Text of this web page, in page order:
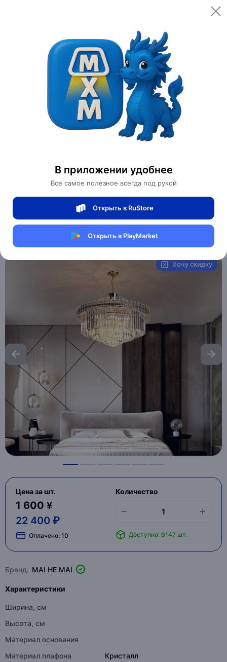
В приложении удобнее
Все самое полезное всегда под рукой
Открыть в RuStore
Открыть в PlayMarket
Открыть
Категории Светильники
Люстры
трос 50 см, 80*43 см, Е14
Магазин Table lamps
MXM4718204341
Хочу скидку
Цена за шт.
1 600 ¥
22 400 ₽
Оплачено: 10
Количество
Доступно: 9147 шт.
Бренд: MAI HE MAI
Характеристики
Ширина, см
Высота, см
Материал основания
Материал плафона
Кристалл